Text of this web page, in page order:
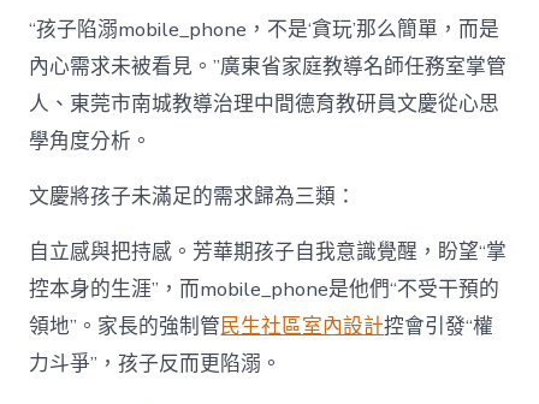
“孩子陷溺mobile_phone，不是‘貪玩’那么簡單，而是
內心需求未被看見。”廣東省家庭教導名師任務室掌管
人、東莞市南城教導治理中間德育教研員文慶從心思
學角度分析。
文慶將孩子未滿足的需求歸為三類：
自立感與把持感。芳華期孩子自我意識覺醒，盼望“掌
控本身的生涯”，而mobile_phone是他們“不受干預的
領地”。家長的強制管民生社區室內設計控會引發“權
力斗爭”，孩子反而更陷溺。